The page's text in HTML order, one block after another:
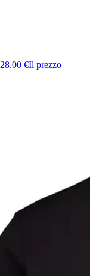
28,00 €Il prezzo